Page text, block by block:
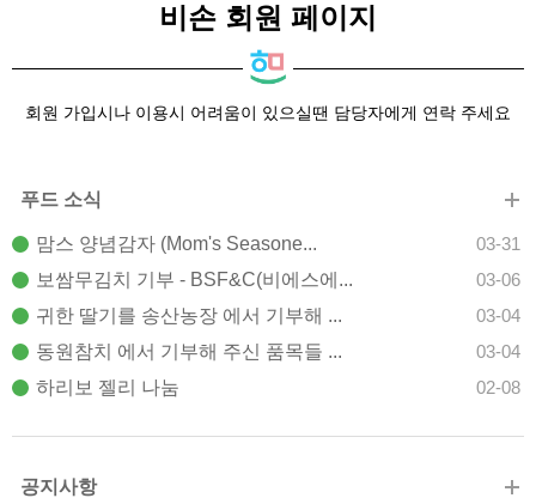
비손 회원 페이지
회원 가입시나 이용시 어려움이 있으실땐 담당자에게 연락 주세요
푸드 소식
맘스 양념감자 (Mom's Seasone...
03-31
보쌈무김치 기부 - BSF&C(비에스에...
03-06
귀한 딸기를 송산농장 에서 기부해 ...
03-04
동원참치 에서 기부해 주신 품목들 ...
03-04
하리보 젤리 나눔
02-08
공지사항
- 유투브 영상
관련 사이트